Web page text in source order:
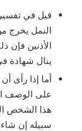
قيل في
النمل يخرج
الأذنين فإن
ينال شهادة
أما إذا رأى
على الوصف
هذا الشخص
سبيله إن شاء